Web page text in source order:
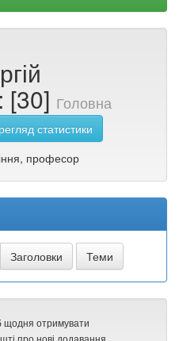
[30] Головна
статистики
професор
щодня отримувати